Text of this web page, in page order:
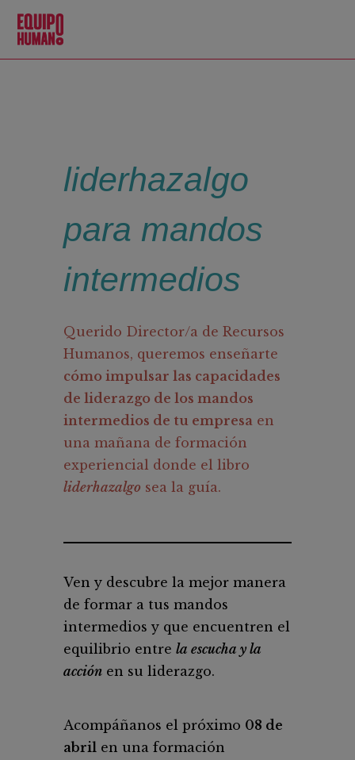
liderhazalgo
para mandos
intermedios
Querido Director/a de Recursos
Humanos, queremos enseñarte
cómo impulsar las capacidades
de liderazgo de los mandos
intermedios de tu empresa en
una mañana de formación
experiencial donde el libro
liderhazalgo sea la guía.
Ven y descubre la mejor manera
de formar a tus mandos
intermedios y que encuentren el
equilibrio entre la escucha y la
acción en su liderazgo.
Acompáñanos el próximo 08 de
abril en una formación